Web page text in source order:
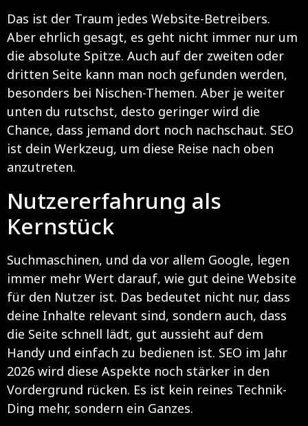
Das ist der Traum jedes Website-Betreibers.
Aber ehrlich gesagt, es geht nicht immer nur um
die absolute Spitze. Auch auf der zweiten oder
dritten Seite kann man noch gefunden werden,
besonders bei Nischen-Themen. Aber je weiter
unten du rutschst, desto geringer wird die
Chance, dass jemand dort noch nachschaut. SEO
ist dein Werkzeug, um diese Reise nach oben
anzutreten.
Nutzererfahrung als
Kernstück
Suchmaschinen, und da vor allem Google, legen
immer mehr Wert darauf, wie gut deine Website
für den Nutzer ist. Das bedeutet nicht nur, dass
deine Inhalte relevant sind, sondern auch, dass
die Seite schnell lädt, gut aussieht auf dem
Handy und einfach zu bedienen ist. SEO im Jahr
2026 wird diese Aspekte noch stärker in den
Vordergrund rücken. Es ist kein reines Technik-
Ding mehr, sondern ein Ganzes.